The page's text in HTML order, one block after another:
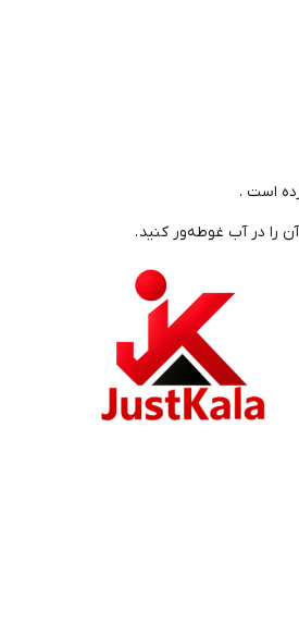
است .
را در آب غوطه‌ور کنید .